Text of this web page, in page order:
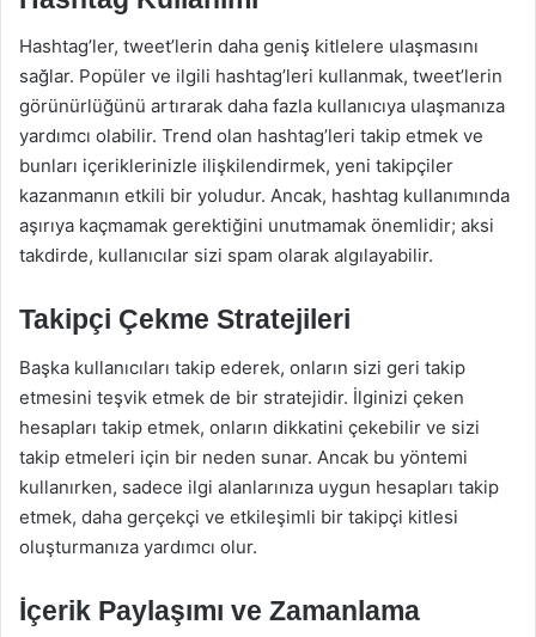
Hashtag’ler, tweet’lerin daha geniş kitlelere ulaşmasını
sağlar. Popüler ve ilgili hashtag’leri kullanmak, tweet’lerin
görünürlüğünü artırarak daha fazla kullanıcıya ulaşmanıza
yardımcı olabilir. Trend olan hashtag’leri takip etmek ve
bunları içeriklerinizle ilişkilendirmek, yeni takipçiler
kazanmanın etkili bir yoludur. Ancak, hashtag kullanımında
aşırıya kaçmamak gerektiğini unutmamak önemlidir; aksi
takdirde, kullanıcılar sizi spam olarak algılayabilir.
Takipçi Çekme Stratejileri
Başka kullanıcıları takip ederek, onların sizi geri takip
etmesini teşvik etmek de bir stratejidir. İlginizi çeken
hesapları takip etmek, onların dikkatini çekebilir ve sizi
takip etmeleri için bir neden sunar. Ancak bu yöntemi
kullanırken, sadece ilgi alanlarınıza uygun hesapları takip
etmek, daha gerçekçi ve etkileşimli bir takipçi kitlesi
oluşturmanıza yardımcı olur.
İçerik Paylaşımı ve Zamanlama